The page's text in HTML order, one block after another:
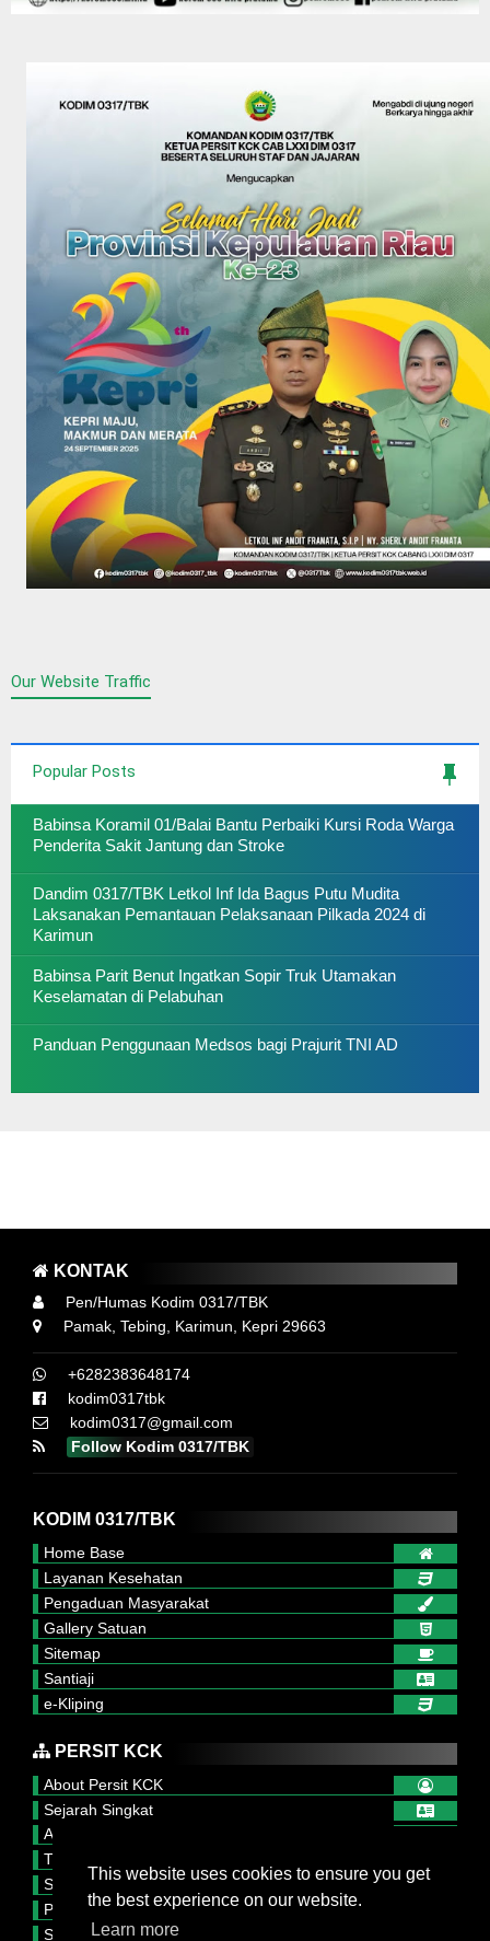
This website uses cookies to ensure you get
the best experience on our website.
Learn more
Our Website Traffic
Popular Posts
Babinsa Koramil 01/Balai Bantu Perbaiki Kursi Roda Warga
Penderita Sakit Jantung dan Stroke
Dandim 0317/TBK Letkol Inf Ida Bagus Putu Mudita
Laksanakan Pemantauan Pelaksanaan Pilkada 2024 di
Karimun
Babinsa Parit Benut Ingatkan Sopir Truk Utamakan
Keselamatan di Pelabuhan
Panduan Penggunaan Medsos bagi Prajurit TNI AD
KONTAK
Pen/Humas Kodim 0317/TBK
Pamak, Tebing, Karimun, Kepri 29663
+6282383648174
kodim0317tbk
kodim0317@gmail.com
Follow Kodim 0317/TBK
KODIM 0317/TBK
Home Base
Layanan Kesehatan
Pengaduan Masyarakat
Gallery Satuan
Sitemap
Santiaji
e-Kliping
PERSIT KCK
About Persit KCK
Sejarah Singkat
Arti Lambang Persit
Tupok, Sifat dan Watak
Struktur Organisasi
Publikasi Persit
Serba Serbi